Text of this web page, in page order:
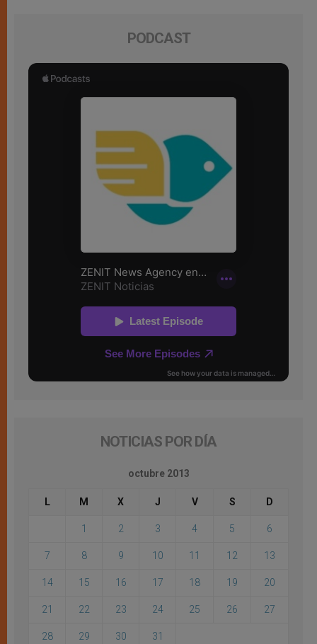
PODCAST
NOTICIAS POR DÍA
octubre 2013
L M X J V S D
1 2 3 4 5 6
7 8 9 10 11 12 13
14 15 16 17 18 19 20
21 22 23 24 25 26 27
28 29 30 31